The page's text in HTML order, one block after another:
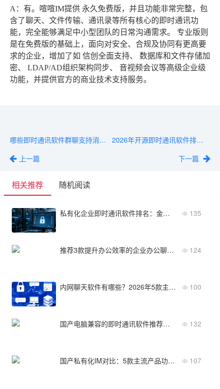
A ：有。喧喧IM提供 永久免费版，并且功能非常完整，包
含了聊天、文件传输、通讯录等所有核心的即时通讯功
能，完全能够满足中小型团队的日常沟通需求。 专业版则
是在免费版的基础上，面向对安全、合规及协同有更高要
求的企业，增加了如 信创全面支持、 数据库和文件存储加
密、 LDAP/AD组织架构同步、 音视频会议等高级企业级
功能，并提供官方的商业技术支持服务。
哪些即时通讯软件群聊支持消息永久存档？政企合规必备
上一篇
2026年开源即时通讯软件排行榜：GitHub高分+社区活跃
下一篇
相关推荐 随机阅读
私有化企业即时通讯软件排名：金融/政企采购参考榜单 135
推荐3款提升办公效率的企业办公聊天软件 124
内网聊天软件有哪些？2026年5款主流系统深度推荐 100
国产电脑兼容的即时通讯软件推荐：2026年这5款适配主流国产系统 132
国产私有化IM对比：5款主流产品功能与价格横评 107